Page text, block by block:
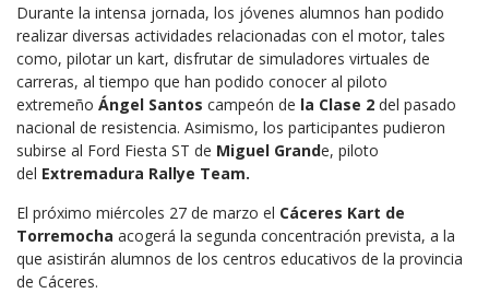
Durante la intensa jornada, los jóvenes alumnos han podido
realizar diversas actividades relacionadas con el motor, tales
como, pilotar un kart, disfrutar de simuladores virtuales de
carreras, al tiempo que han podido conocer al piloto
extremeño Ángel Santos campeón de la Clase 2 del pasado
nacional de resistencia. Asimismo, los participantes pudieron
subirse al Ford Fiesta ST de Miguel Grande, piloto
del Extremadura Rallye Team.
El próximo miércoles 27 de marzo el Cáceres Kart de
Torremocha acogerá la segunda concentración prevista, a la
que asistirán alumnos de los centros educativos de la provincia
de Cáceres.